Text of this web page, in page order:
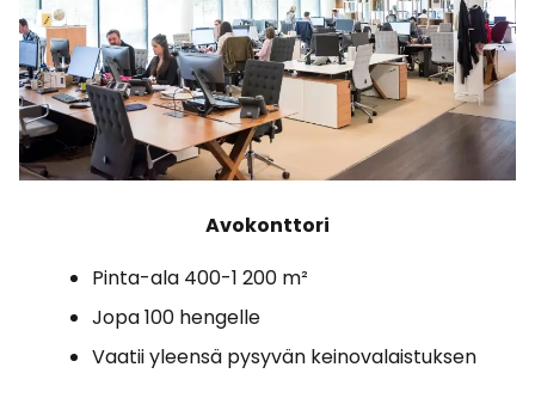
Avokonttori
Pinta-ala 400-1 200 m²
Jopa 100 hengelle
Vaatii yleensä pysyvän keinovalaistuksen